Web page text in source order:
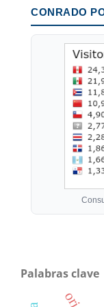
CONRADO
Palabras clave